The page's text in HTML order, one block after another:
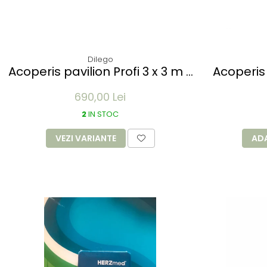
Dilego
Acoperis pavilion Profi 3 x 3 m -
690,00 Lei
2IN STOC
VEZI VARIANTE